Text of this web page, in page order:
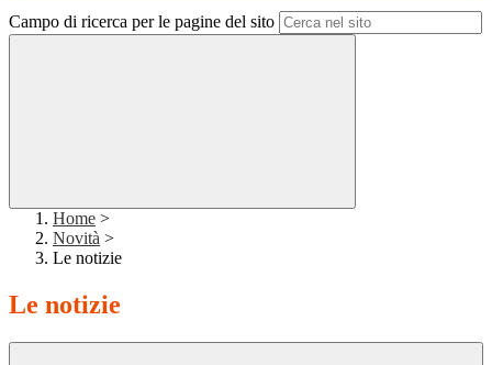
Campo di ricerca per le pagine del sito
Home >
Novità >
Le notizie
Le notizie